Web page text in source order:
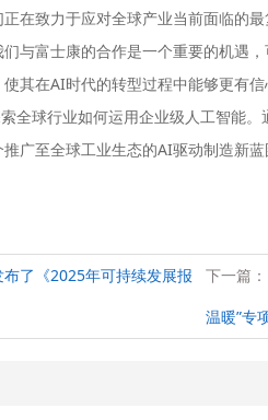
在致力于应对全球产业当前面临的最
与富士康的合作是一个重要的机遇
其在AI时代的转型过程中能够更有信
全球行业如何运用企业级人工智能
广至全球工业生态的AI驱动制造新蓝
了《2025年可持续发展报
下一篇：
温暖”专